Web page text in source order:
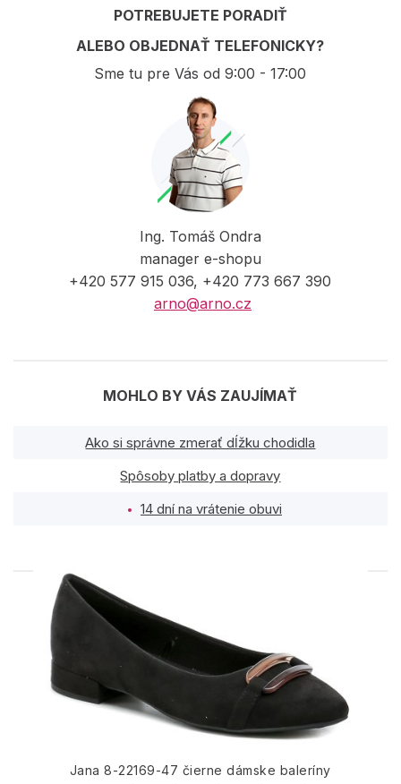
POTREBUJETE PORADIŤ
ALEBO OBJEDNAŤ TELEFONICKY?
Sme tu pre Vás od 9:00 - 17:00
Ing. Tomáš Ondra
manager e-shopu
+420 577 915 036, +420 773 667 390
arno@arno.cz
MOHLO BY VÁS ZAUJÍMAŤ
Ako si správne zmerať dĺžku chodidla
Spôsoby platby a dopravy
14 dní na vrátenie obuvi
PODOBNÉ PRODUKTY
Jana 8-22169-47 čierne dámske baleríny